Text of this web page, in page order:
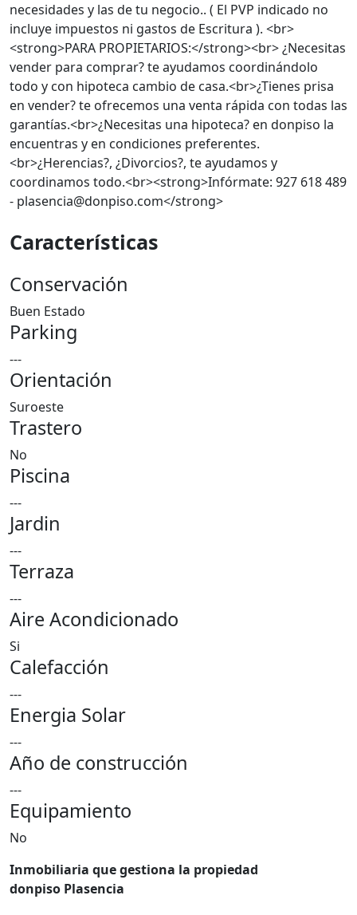
necesidades y las de tu negocio.. ( El PVP indicado no
incluye impuestos ni gastos de Escritura ). <br>
<strong>PARA PROPIETARIOS:</strong><br> ¿Necesitas
vender para comprar? te ayudamos coordinándolo
todo y con hipoteca cambio de casa.<br>¿Tienes prisa
en vender? te ofrecemos una venta rápida con todas las
garantías.<br>¿Necesitas una hipoteca? en donpiso la
encuentras y en condiciones preferentes.
<br>¿Herencias?, ¿Divorcios?, te ayudamos y
coordinamos todo.<br><strong>Infórmate: 927 618 489
- plasencia@donpiso.com</strong>
Características
Conservación
Buen Estado
Parking
---
Orientación
Suroeste
Trastero
No
Piscina
---
Jardin
---
Terraza
---
Aire Acondicionado
Si
Calefacción
---
Energia Solar
---
Año de construcción
---
Equipamiento
No
Inmobiliaria que gestiona la propiedad
donpiso Plasencia